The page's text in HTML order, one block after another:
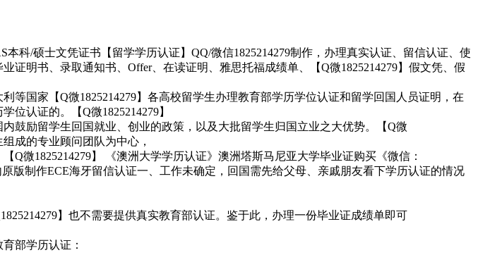
科/硕士文凭证书【留学学历认证】QQ/微信1825214279制作，办理真实认证、留信认证、使
明书、录取通知书、Offer、在读证明、雅思托福成绩单、【Q微1825214279】假文凭、假
国家【Q微1825214279】各高校留学生办理教育部学历学位认证和留学回国人员证明，在
认证的。【Q微1825214279】
鼓励留学生回国就业、创业的政策，以及大批留学生归国立业之大优势。【Q微
成的专业顾问团队为中心，
微1825214279】 《澳洲大学学历认证》澳洲塔斯马尼亚大学毕业证购买《微信：
版制作ECE海牙留信认证一、工作未确定，回国需先给父母、亲戚朋友看下学历认证的情况
】也不需要提供真实教育部认证。鉴于此，办理一份毕业证成绩单即可
部学历认证：